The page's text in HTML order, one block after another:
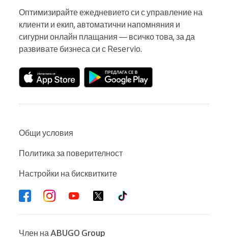
Оптимизирайте ежедневието си с управление на
клиенти и екип, автоматични напомняния и
сигурни онлайн плащания — всичко това, за да
развивате бизнеса си с Reservio.
Общи условия
Политика за поверителност
Настройки на бисквитките
Член наABUGO Group